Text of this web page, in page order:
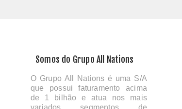
Somos do Grupo All Nations
O Grupo All Nations é uma S/A
que possui faturamento acima
de 1 bilhão e atua nos mais
variados segmentos de